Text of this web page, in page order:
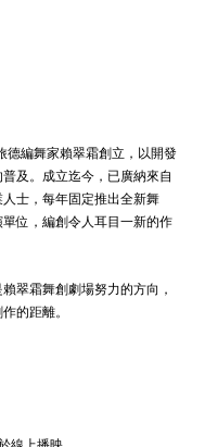
德編舞家賴翠霜創立，以開發
及。成立迄今，已廣納來自
士，每年固定推出全新舞
位，編創令人耳目一新的作
翠霜舞創劇場努力的方向，
的距離。